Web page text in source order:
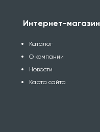
Интернет-магазин
Каталог
О компании
Новости
Карта сайта